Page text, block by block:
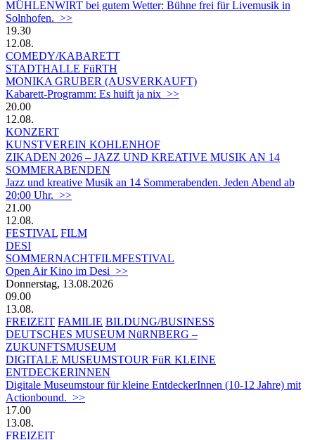
MÜHLENWIRT bei gutem Wetter: Bühne frei für Livemusik in
Solnhofen. >>
19.30
12.08.
COMEDY/KABARETT
STADTHALLE FüRTH
MONIKA GRUBER (AUSVERKAUFT)
Kabarett-Programm: Es huift ja nix >>
20.00
12.08.
KONZERT
KUNSTVEREIN KOHLENHOF
ZIKADEN 2026 – JAZZ UND KREATIVE MUSIK AN 14
SOMMERABENDEN
Jazz und kreative Musik an 14 Sommerabenden. Jeden Abend ab
20:00 Uhr. >>
21.00
12.08.
FESTIVAL FILM
DESI
SOMMERNACHTFILMFESTIVAL
Open Air Kino im Desi >>
Donnerstag, 13.08.2026
09.00
13.08.
FREIZEIT FAMILIE BILDUNG/BUSINESS
DEUTSCHES MUSEUM NüRNBERG –
ZUKUNFTSMUSEUM
DIGITALE MUSEUMSTOUR FüR KLEINE
ENTDECKERINNEN
Digitale Museumstour für kleine EntdeckerInnen (10-12 Jahre) mit
Actionbound. >>
17.00
13.08.
FREIZEIT